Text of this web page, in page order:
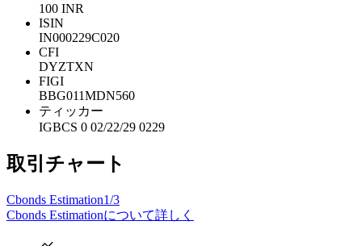
100 INR
ISIN
IN000229C020
CFI
DYZTXN
FIGI
BBG011MDN560
ティッカー
IGBCS 0 02/22/29 0229
取引チャート
Cbonds Estimation1/3
Cbonds Estimationについて詳しく